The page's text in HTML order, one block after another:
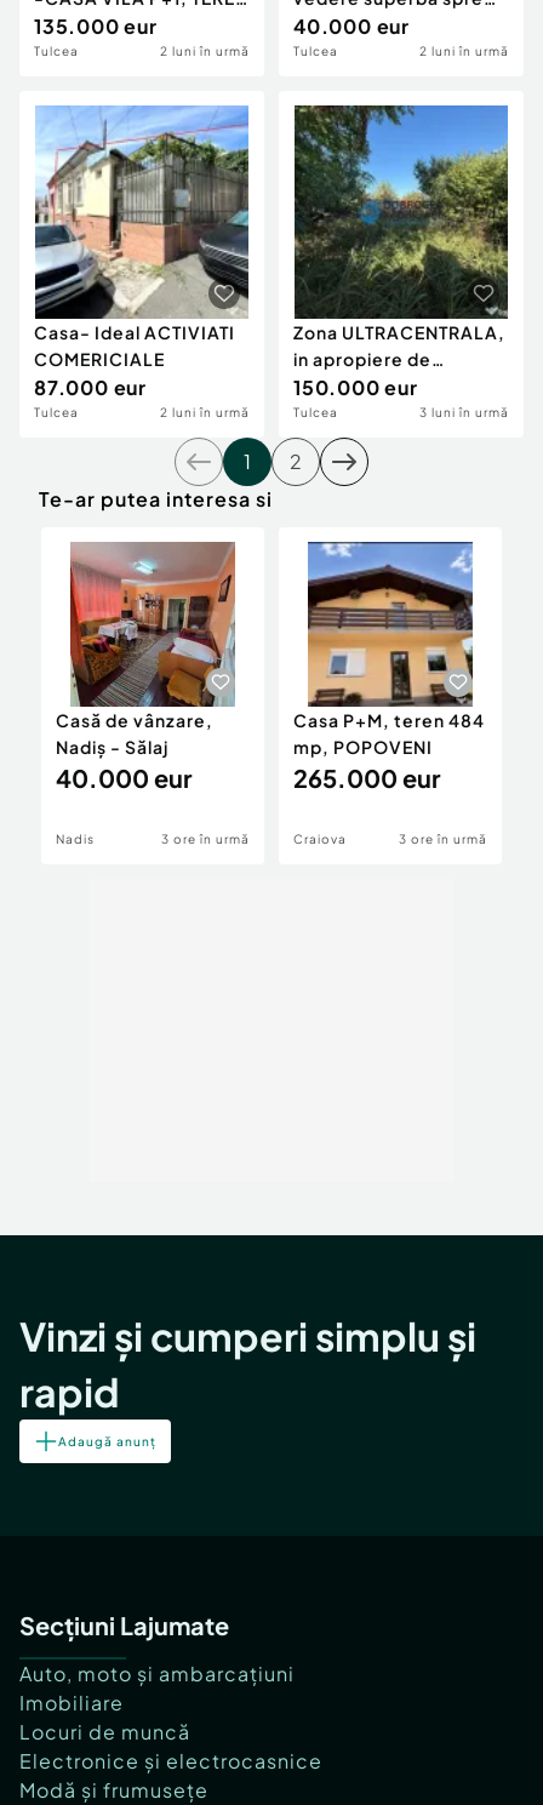
180 MP
135.000 eur
Tulcea 2 luni în urmă
MicroDelta !
40.000 eur
Tulcea 2 luni în urmă
Casa- Ideal ACTIVIATI
COMERICIALE
87.000 eur
Tulcea 2 luni în urmă
Zona ULTRACENTRALA,
in apropiere de
Tribunal, casa
demolabil
150.000 eur
Tulcea 3 luni în urmă
1
2
Te-ar putea interesa si
Casă de vânzare,
Nadiș - Sălaj
40.000 eur
Nadis 3 ore în urmă
Casa P+M, teren 484
mp, POPOVENI
265.000 eur
Craiova 3 ore în urmă
Vinzi și cumperi simplu și
rapid
Adaugă anunț
Secțiuni Lajumate
Auto, moto și ambarcațiuni
Imobiliare
Locuri de muncă
Electronice și electrocasnice
Modă și frumusețe